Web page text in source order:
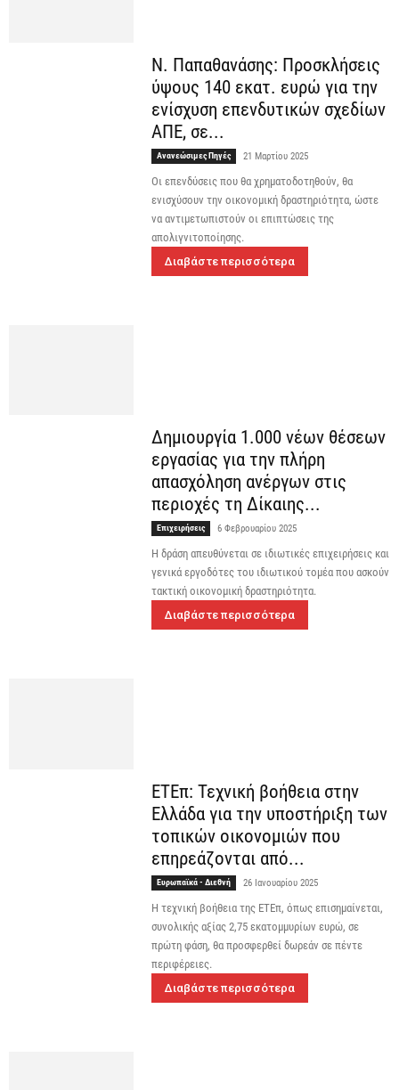
Ν. Παπαθανάσης: Προσκλήσεις
ύψους 140 εκατ. ευρώ για την
ενίσχυση επενδυτικών σχεδίων
ΑΠΕ, σε...
Ανανεώσιμες Πηγές 21 Μαρτίου 2025
Οι επενδύσεις που θα χρηματοδοτηθούν, θα
ενισχύσουν την οικονομική δραστηριότητα, ώστε
να αντιμετωπιστούν οι επιπτώσεις της
απολιγνιτοποίησης.
Διαβάστε περισσότερα
Δημιουργία 1.000 νέων θέσεων
εργασίας για την πλήρη
απασχόληση ανέργων στις
περιοχές τη Δίκαιης...
Επιχειρήσεις 6 Φεβρουαρίου 2025
Η δράση απευθύνεται σε ιδιωτικές επιχειρήσεις και
γενικά εργοδότες του ιδιωτικού τομέα που ασκούν
τακτική οικονομική δραστηριότητα.
Διαβάστε περισσότερα
ΕΤΕπ: Τεχνική βοήθεια στην
Ελλάδα για την υποστήριξη των
τοπικών οικονομιών που
επηρεάζονται από...
Ευρωπαϊκά - Διεθνή 26 Ιανουαρίου 2025
Η τεχνική βοήθεια της ΕΤΕπ, όπως επισημαίνεται,
συνολικής αξίας 2,75 εκατομμυρίων ευρώ, σε
πρώτη φάση, θα προσφερθεί δωρεάν σε πέντε
περιφέρειες.
Διαβάστε περισσότερα